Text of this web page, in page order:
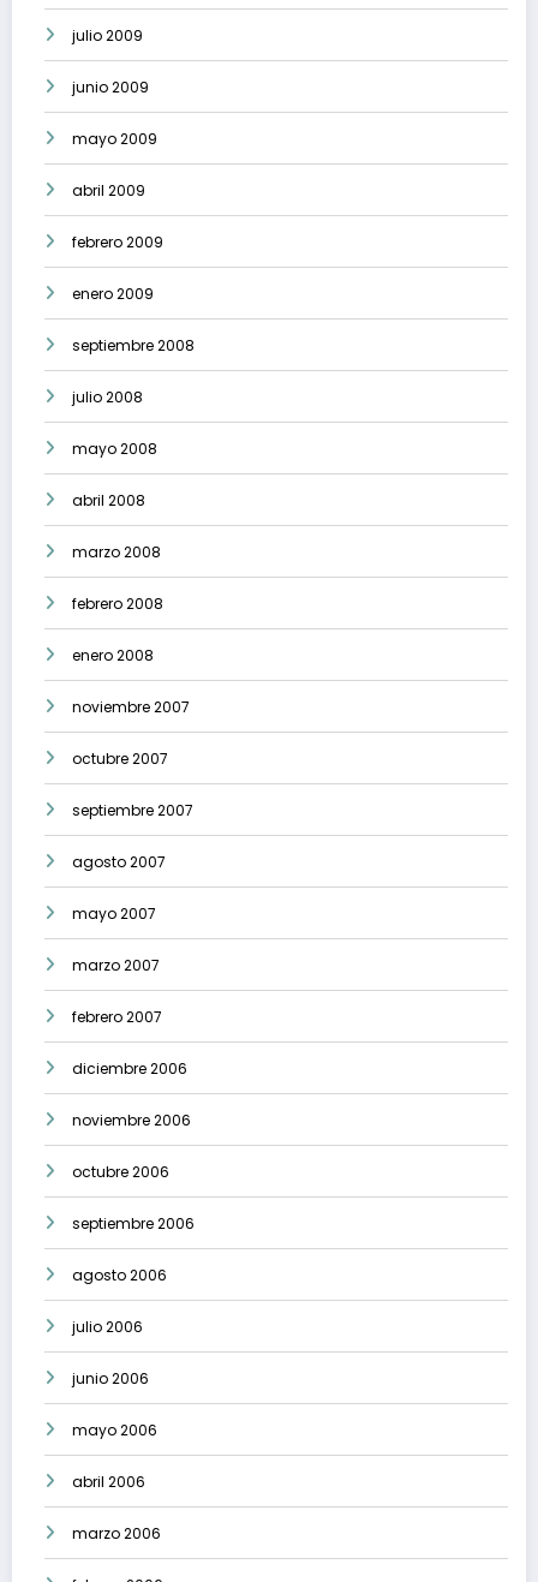
julio 2009
junio 2009
mayo 2009
abril 2009
febrero 2009
enero 2009
septiembre 2008
julio 2008
mayo 2008
abril 2008
marzo 2008
febrero 2008
enero 2008
noviembre 2007
octubre 2007
septiembre 2007
agosto 2007
mayo 2007
marzo 2007
febrero 2007
diciembre 2006
noviembre 2006
octubre 2006
septiembre 2006
agosto 2006
julio 2006
junio 2006
mayo 2006
abril 2006
marzo 2006